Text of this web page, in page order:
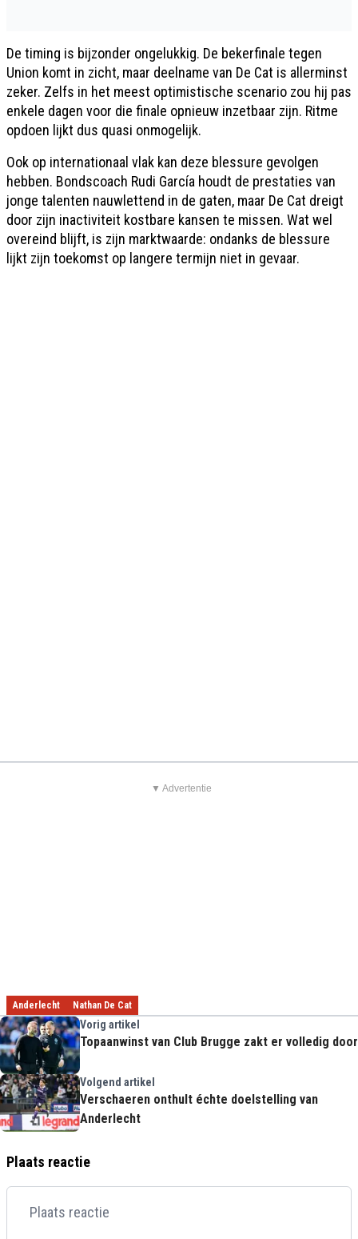
De timing is bijzonder ongelukkig. De bekerfinale tegen
Union komt in zicht, maar deelname van De Cat is allerminst
zeker. Zelfs in het meest optimistische scenario zou hij pas
enkele dagen voor die finale opnieuw inzetbaar zijn. Ritme
opdoen lijkt dus quasi onmogelijk.
Ook op internationaal vlak kan deze blessure gevolgen
hebben. Bondscoach Rudi García houdt de prestaties van
jonge talenten nauwlettend in de gaten, maar De Cat dreigt
door zijn inactiviteit kostbare kansen te missen. Wat wel
overeind blijft, is zijn marktwaarde: ondanks de blessure
lijkt zijn toekomst op langere termijn niet in gevaar.
▼ Advertentie
Anderlecht Nathan De Cat
Vorig artikel
Topaanwinst van Club Brugge zakt er volledig door
Volgend artikel
Verschaeren onthult échte doelstelling van
Anderlecht
Plaats reactie